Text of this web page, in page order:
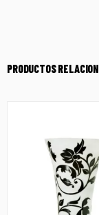
PRODUCTOS